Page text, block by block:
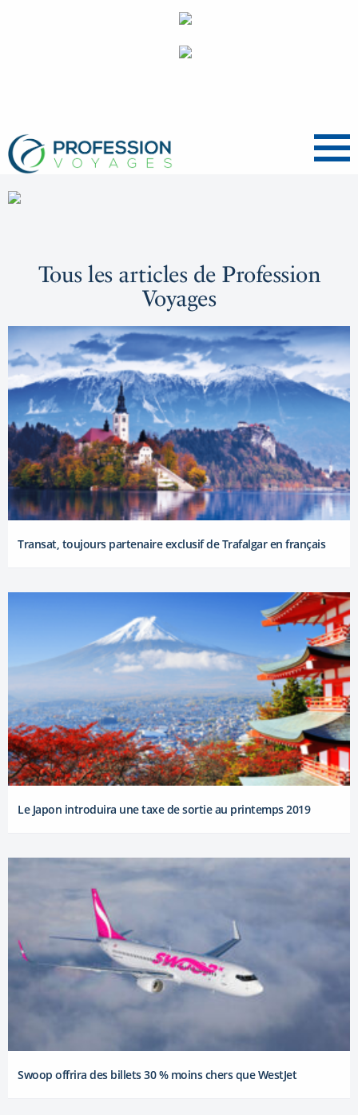
Menu
Tous les articles de Profession
Voyages
Transat, toujours partenaire exclusif de Trafalgar en français
Le Japon introduira une taxe de sortie au printemps 2019
Swoop offrira des billets 30 % moins chers que WestJet